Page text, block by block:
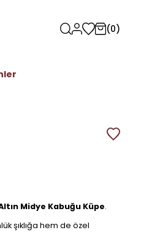
0
Midye Kabuğu Küpe.
şıklığa hem de özel